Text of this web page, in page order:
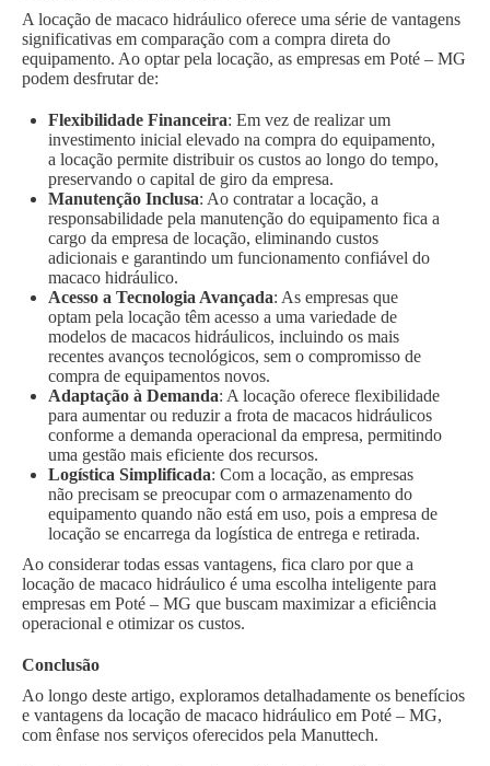
A locação de macaco hidráulico oferece uma série de vantagens
significativas em comparação com a compra direta do
equipamento. Ao optar pela locação, as empresas em Poté – MG
podem desfrutar de:
Flexibilidade Financeira: Em vez de realizar um
investimento inicial elevado na compra do equipamento,
a locação permite distribuir os custos ao longo do tempo,
preservando o capital de giro da empresa.
Manutenção Inclusa: Ao contratar a locação, a
responsabilidade pela manutenção do equipamento fica a
cargo da empresa de locação, eliminando custos
adicionais e garantindo um funcionamento confiável do
macaco hidráulico.
Acesso a Tecnologia Avançada: As empresas que
optam pela locação têm acesso a uma variedade de
modelos de macacos hidráulicos, incluindo os mais
recentes avanços tecnológicos, sem o compromisso de
compra de equipamentos novos.
Adaptação à Demanda: A locação oferece flexibilidade
para aumentar ou reduzir a frota de macacos hidráulicos
conforme a demanda operacional da empresa, permitindo
uma gestão mais eficiente dos recursos.
Logística Simplificada: Com a locação, as empresas
não precisam se preocupar com o armazenamento do
equipamento quando não está em uso, pois a empresa de
locação se encarrega da logística de entrega e retirada.
Ao considerar todas essas vantagens, fica claro por que a
locação de macaco hidráulico é uma escolha inteligente para
empresas em Poté – MG que buscam maximizar a eficiência
operacional e otimizar os custos.
Conclusão
Ao longo deste artigo, exploramos detalhadamente os benefícios
e vantagens da locação de macaco hidráulico em Poté – MG,
com ênfase nos serviços oferecidos pela Manuttech.